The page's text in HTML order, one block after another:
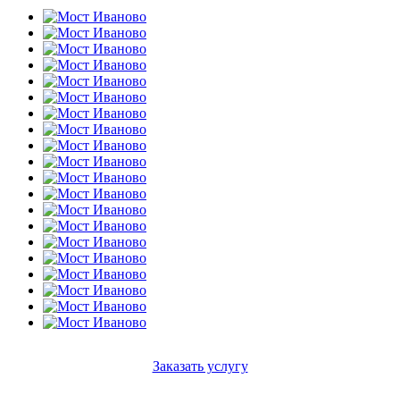
Заказать услугу